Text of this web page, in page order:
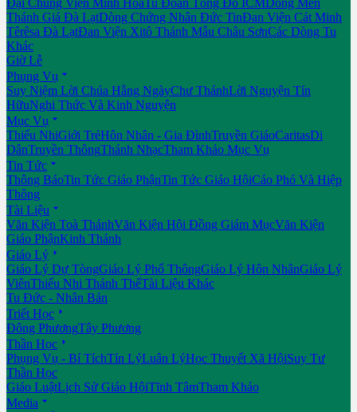
Đại Chủng Viện Minh HoàTu Đoàn Tông Đồ ICMDòng Mến
Thánh Giá Đà LạtDòng Chứng Nhân Đức TinĐan Viện Cát Minh
Têrêsa Đà LạtĐan Viện Xitô Thánh Mẫu Châu SơnCác Dòng Tu
Khác
Giờ Lễ
Phụng Vụ 
Suy Niệm Lời Chúa Hằng NgàyChư ThánhLời Nguyện Tín
HữuNghi Thức Và Kinh Nguyện
Mục Vụ 
Thiếu NhiGiới TrẻHôn Nhân - Gia ĐìnhTruyền GiáoCaritasDi
DânTruyền ThôngThánh NhạcTham Khảo Mục Vụ
Tin Tức 
Thông BáoTin Tức Giáo PhậnTin Tức Giáo HộiCáo Phó Và Hiệp
Thông
Tài Liệu 
Văn Kiện Toà ThánhVăn Kiện Hội Đồng Giám MụcVăn Kiện
Giáo PhậnKinh Thánh
Giáo Lý 
Giáo Lý Dự TòngGiáo Lý Phổ ThôngGiáo Lý Hôn NhânGiáo Lý
ViênThiếu Nhi Thánh ThểTài Liệu Khác
Tu Đức - Nhân Bản
Triết Học 
Đông PhươngTây Phương
Thần Học 
Phụng Vụ - Bí TíchTín LýLuân LýHọc Thuyết Xã HộiSuy Tư
Thần Học
Giáo LuậtLịch Sử Giáo HộiTĩnh TâmTham Khảo
Media 